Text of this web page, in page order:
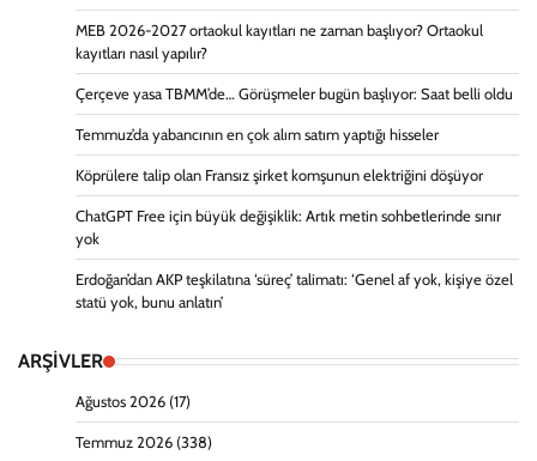
MEB 2026-2027 ortaokul kayıtları ne zaman başlıyor? Ortaokul
kayıtları nasıl yapılır?
Çerçeve yasa TBMM’de… Görüşmeler bugün başlıyor: Saat belli oldu
Temmuz’da yabancının en çok alım satım yaptığı hisseler
Köprülere talip olan Fransız şirket komşunun elektriğini döşüyor
ChatGPT Free için büyük değişiklik: Artık metin sohbetlerinde sınır
yok
Erdoğan’dan AKP teşkilatına ‘süreç’ talimatı: ‘Genel af yok, kişiye özel
statü yok, bunu anlatın’
ARŞİVLER
Ağustos 2026 (17)
Temmuz 2026 (338)